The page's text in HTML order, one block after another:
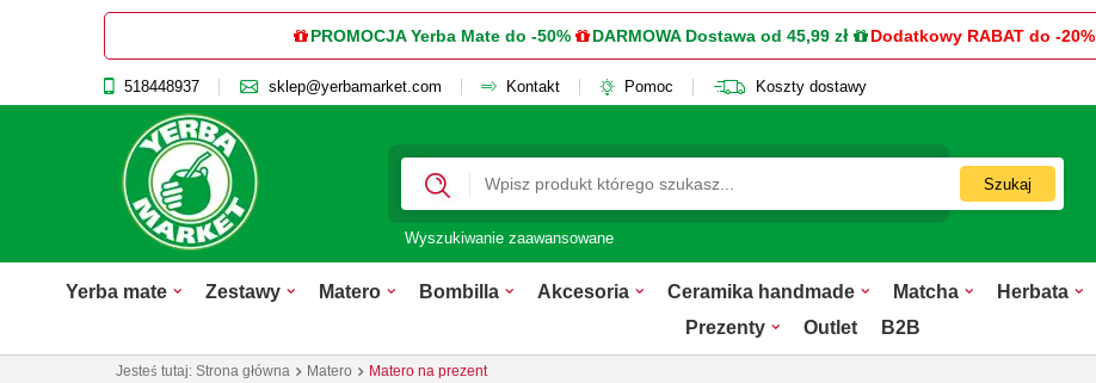
PROMOCJA Yerba Mate do -50% DARMOWA Dostawa od 45,99 zł Dodatkowy RABAT do -20%
518448937 sklep@yerbamarket.com Kontakt Pomoc Koszty dostawy
Szukaj
Wyszukiwanie zaawansowane
Yerba mate Zestawy Matero Bombilla Akcesoria Ceramika handmade Matcha Herbata
Prezenty
Outlet B2B
Jesteś tutaj: Strona główna Matero Matero na prezent